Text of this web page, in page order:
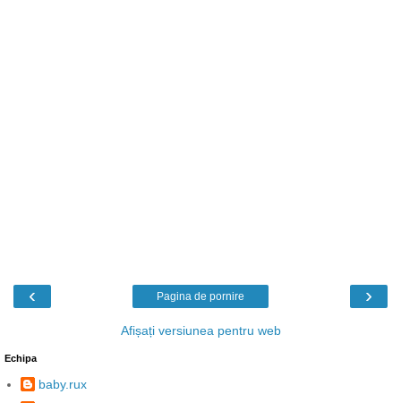
‹ ›
Pagina de pornire
Afișați versiunea pentru web
Echipa
baby.rux